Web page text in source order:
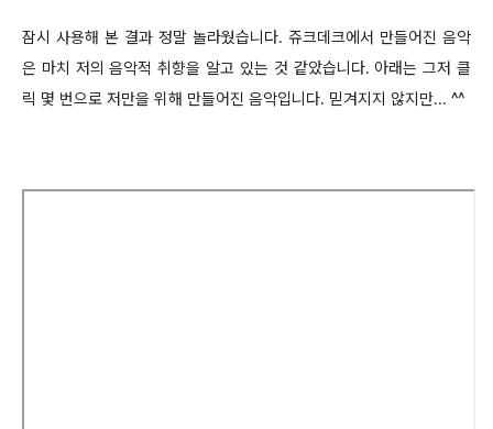
잠시 사용해 본 결과 정말 놀라웠습니다. 쥬크데크에서 만들어진 음악
은 마치 저의 음악적 취향을 알고 있는 것 같았습니다. 아래는 그저 클
릭 몇 번으로 저만을 위해 만들어진 음악입니다. 믿겨지지 않지만... ^^